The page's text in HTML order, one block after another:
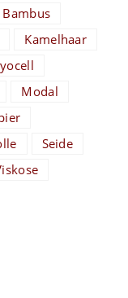
Bambus
Kamelhaar
Modal
Seide